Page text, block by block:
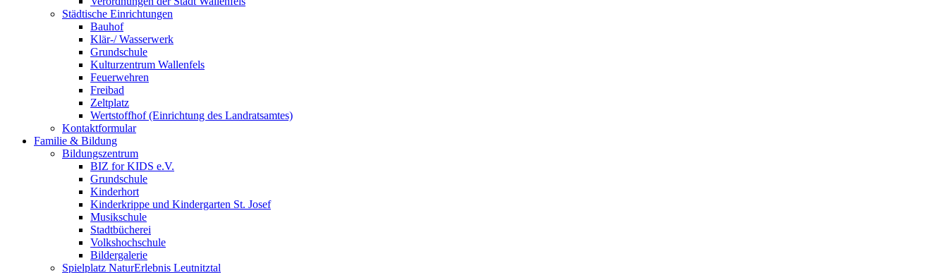
Städtische Einrichtungen
Bauhof
Klär-/ Wasserwerk
Grundschule
Kulturzentrum Wallenfels
Feuerwehren
Freibad
Zeltplatz
Wertstoffhof (Einrichtung des Landratsamtes)
Kontaktformular
Familie & Bildung
Bildungszentrum
BIZ for KIDS e.V.
Grundschule
Kinderhort
Kinderkrippe und Kindergarten St. Josef
Musikschule
Stadtbücherei
Volkshochschule
Bildergalerie
Spielplatz NaturErlebnis Leutnitztal